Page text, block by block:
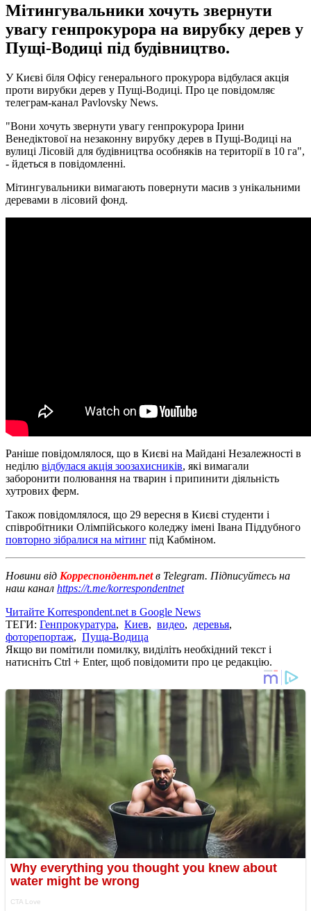
Мітингувальники хочуть звернути
увагу генпрокурора на вирубку дерев у
Пущі-Водиці під будівництво.
У Києві біля Офісу генерального прокурора відбулася акція
проти вирубки дерев у Пущі-Водиці. Про це повідомляє
телеграм-канал Pavlovsky News.
"Вони хочуть звернути увагу генпрокурора Ірини
Венедіктової на незаконну вирубку дерев в Пущі-Водиці на
вулиці Лісовій для будівництва особняків на території в 10 га",
- йдеться в повідомленні.
Мітингувальники вимагають повернути масив з унікальними
деревами в лісовий фонд.
Раніше повідомлялося, що в Києві на Майдані Незалежності в
неділю відбулася акція зоозахисників, які вимагали
заборонити полювання на тварин і припинити діяльність
хутрових ферм.
Також повідомлялося, що 29 вересня в Києві студенти і
співробітники Олімпійського коледжу імені Івана Піддубного
повторно зібралися на мітинг під Кабміном.
Новини від Корреспондент.netв Telegram. Підписуйтесь на
наш канал https://t.me/korrespondentnet
Читайте Korrespondent.net в Google News
ТЕГИ: Генпрокуратура, Киев, видео, деревья,
фоторепортаж, Пуща-Водица
Якщо ви помітили помилку, виділіть необхідний текст і
натисніть Ctrl + Enter, щоб повідомити про це редакцію.